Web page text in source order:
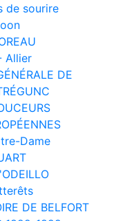
de sourire
Allier
DE
Dame
DE BELFORT